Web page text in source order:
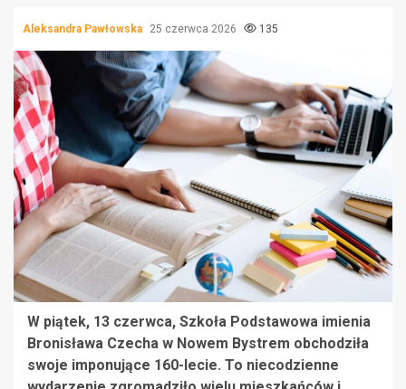
Aleksandra Pawłowska 25 czerwca 2026 135
W piątek, 13 czerwca, Szkoła Podstawowa imienia
Bronisława Czecha w Nowem Bystrem obchodziła
swoje imponujące 160-lecie. To niecodzienne